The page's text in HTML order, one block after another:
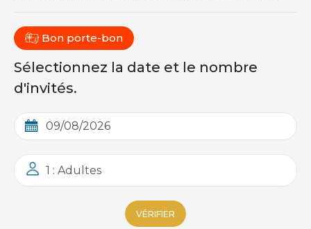
Bon porte-bon
Sélectionnez la date et le nombre
d'invités.
1 : Adultes
VÉRIFIER